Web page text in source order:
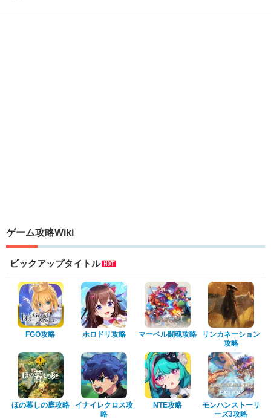
ゲーム攻略Wiki
ピックアップタイトル
FGO攻略 ホロドリ攻略 マーベル闘魂攻略
リンカネーション
攻略
ほの暮しの庭攻略
イナイレクロス攻
略
NTE攻略
モンハンストーリ
ーズ3攻略